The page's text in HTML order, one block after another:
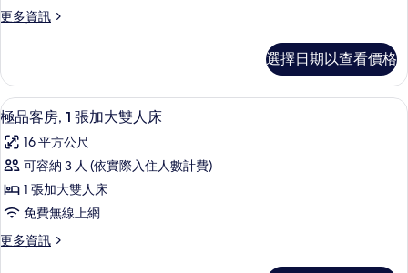
有
詳
張
人
床
的
所
有
相
片
更多資訊
更
房,
張
人
床
詳
情
選擇日期以查看價格
顯
示
極
品
客
1
高級寢具、客房內保險箱、書桌、筆
6
極品客房, 1 張加大雙人床
16 平方公尺
可容納 3 人 (依實際入住人數計費)
1 張加大雙人床
免費無線上網
更多資訊
更